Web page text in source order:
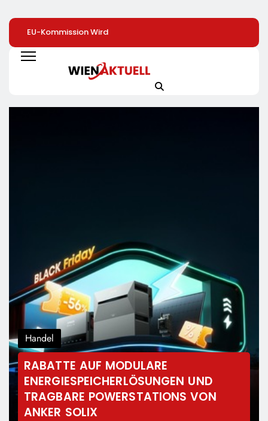
EU-Kommission Wird
Zur „Zentrale Der
Tierindustrie“ /
Tierschutzorganisation
Preissenkung Im April:
Sofort Die Preise Auf
Schokolade Und Käse
Vernetzen Sich
Handel
RABATTE AUF MODULARE
ENERGIESPEICHERLÖSUNGEN UND
TRAGBARE POWERSTATIONS VON
ANKER SOLIX